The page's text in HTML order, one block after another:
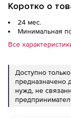
Коротко о
24 мес.
Минимальная
Все
Доступно
предназначено
нужд, не